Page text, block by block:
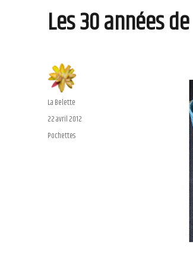
Les 30 années
Auteur
La Belette
Publié
le
22 avril 2012
Catégories
Pochettes